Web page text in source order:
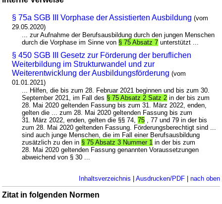
§ 75a SGB III Vorphase der Assistierten Ausbildung (vom
29.05.2020)
... zur Aufnahme der Berufsausbildung durch den jungen Menschen
durch die Vorphase im Sinne von § 75 Absatz 7 unterstützt ...
§ 450 SGB III Gesetz zur Förderung der beruflichen
Weiterbildung im Strukturwandel und zur
Weiterentwicklung der Ausbildungsförderung (vom
01.01.2021)
... Hilfen, die bis zum 28. Februar 2021 beginnen und bis zum 30.
September 2021, im Fall des § 75 Absatz 2 Satz 2 in der bis zum
28. Mai 2020 geltenden Fassung bis zum 31. März 2022, enden,
gelten die ... zum 28. Mai 2020 geltenden Fassung bis zum
31. März 2022, enden, gelten die §§ 74,75 , 77 und 79 in der bis
zum 28. Mai 2020 geltenden Fassung. Förderungsberechtigt sind ...
sind auch junge Menschen, die im Fall einer Berufsausbildung
zusätzlich zu den in § 75 Absatz 3 Nummer 1 in der bis zum
28. Mai 2020 geltenden Fassung genannten Voraussetzungen
abweichend von § 30 ...
Inhaltsverzeichnis | Ausdrucken/PDF| nach oben
Zitat in folgenden Normen